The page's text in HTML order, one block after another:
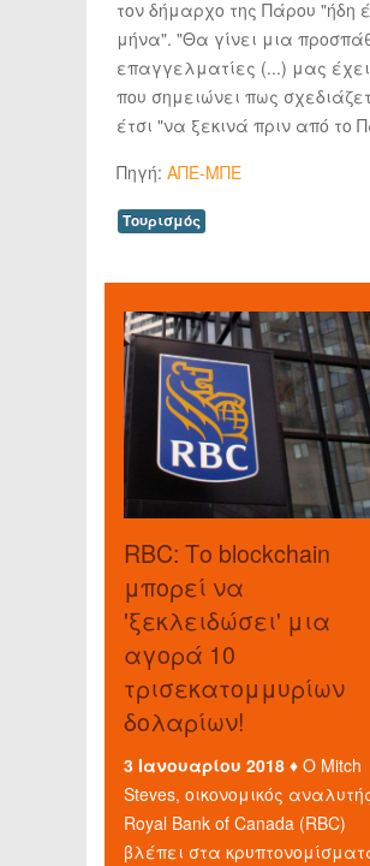
τον δήμαρχο της Πάρου "ήδη
μήνα". "Θα γίνει μια
επαγγελματίες (...) μας
που σημειώνει πως
έτσι "να ξεκινά πριν από το
Πηγή: ΑΠΕ-ΜΠΕ
Τουρισμός
RBC: Το blockchain
μπορεί να
'ξεκλειδώσει' μια
αγορά 10
τρισεκατομμυρίων
δολαρίων!
3 Ιανουαρίου 2018 ♦Ο Mitch
Steves, οικονομικός
Royal Bank of Canada (RBC)
βλέπει στα